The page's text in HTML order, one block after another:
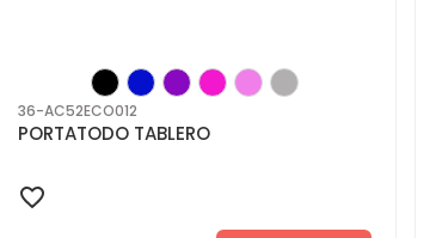
36-AC52ECO012
PORTATODO TABLERO